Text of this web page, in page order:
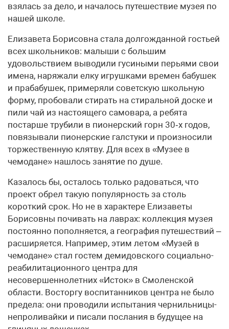
взялась за дело, и началось путешествие музея по
нашей школе.
Елизавета Борисовна стала долгожданной гостьей
всех школьников: малыши с большим
удовольствием выводили гусиными перьями свои
имена, наряжали елку игрушками времен бабушек
и прабабушек, примеряли советскую школьную
форму, пробовали стирать на стиральной доске и
пили чай из настоящего самовара, а ребята
постарше трубили в пионерский горн 30‑х годов,
повязывали пионерские галстуки и произносили
торжественную клятву. Для всех в «Музее в
чемодане» нашлось занятие по душе.
Казалось бы, осталось только радоваться, что
проект обрел такую популярность за столь
короткий срок. Но не в характере Елизаветы
Борисовны почивать на лаврах: коллекция музея
постоянно пополняется, а география путешествий –
расширяется. Например, этим летом «Музей в
чемодане» стал гостем демидовского социально-
реабилитационного центра для
несовершеннолетних «Исток» в Смоленской
области. Восторгу воспитанников центра не было
предела: они проводили испытания чернильницы-
непроливайки и писали послания в будущее на